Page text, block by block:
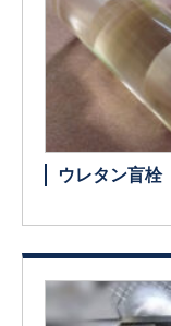
ウレタン盲栓